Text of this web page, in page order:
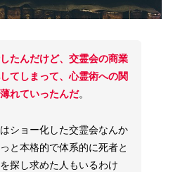
たんだけど、交霊会の商業
てしまって、心霊術への関
れていったんだ。
ショー化した交霊会なんか
と本格的で体系的に死者と
探し求めた人もいるわけ